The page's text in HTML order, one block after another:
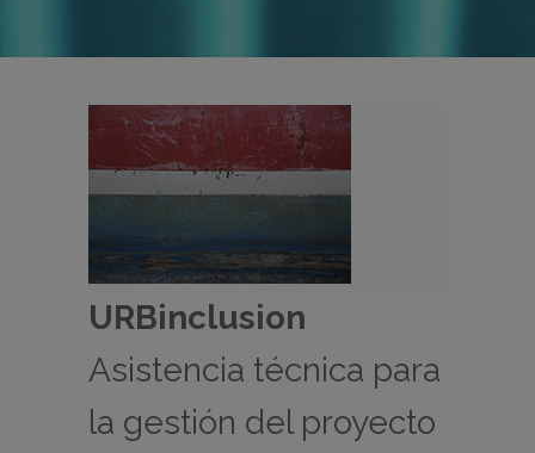
URBinclusion
Asistencia técnica para
la gestión del proyecto